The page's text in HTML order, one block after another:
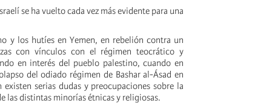
se ha vuelto cada vez más evidente para una
y los hutíes en Yemen, en rebelión contra un
con vínculos con el régimen teocrático y
en interés del pueblo palestino, cuando en
del odiado régimen de Bashar al-Ásad en
serias dudas y preocupaciones sobre la
las distintas minorías étnicas y religiosas.